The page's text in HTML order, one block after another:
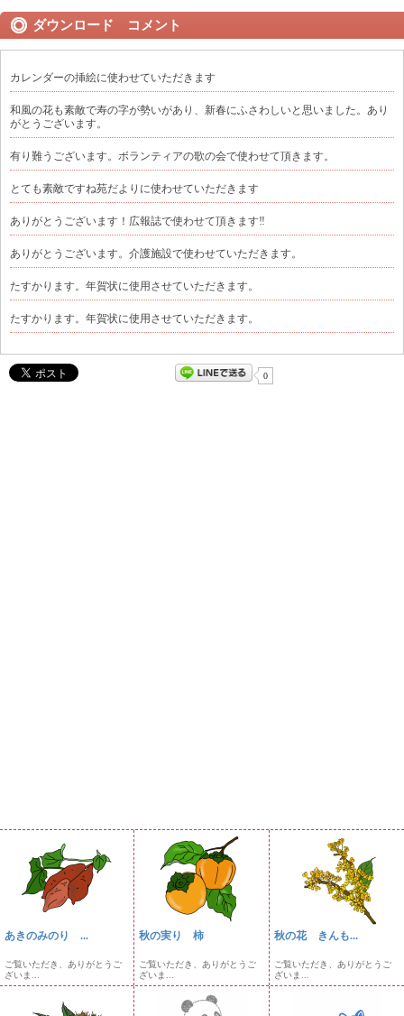
ダウンロード コメント
カレンダーの挿絵に使わせていただきます
和風の花も素敵で寿の字が勢いがあり、新春にふさわしいと思いました。あり
がとうございます。
有り難うございます。ボランティアの歌の会で使わせて頂きます。
とても素敵ですね苑だよりに使わせていただきます
ありがとうございます！広報誌で使わせて頂きます‼
ありがとうございます。介護施設で使わせていただきます。
たすかります。年賀状に使用させていただきます。
たすかります。年賀状に使用させていただきます。
0
あきのみのり ...
ご覧いただき、ありがとうご
ざいま...
秋の実り 柿
ご覧いただき、ありがとうご
ざいま...
秋の花 きんも...
ご覧いただき、ありがとうご
ざいま...